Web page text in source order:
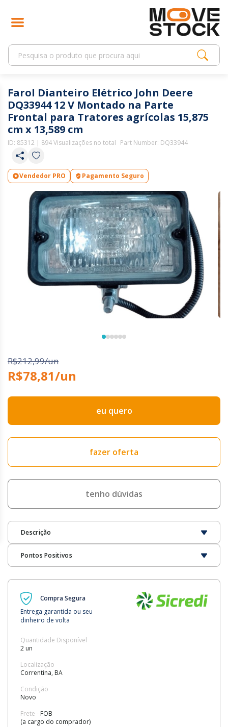
Farol Dianteiro Elétrico John Deere
DQ33944 12 V Montado na Parte
Frontal para Tratores agrícolas 15,875
cm x 13,589 cm
ID: 85312 | 894 Visualizações no total Part Number: DQ33944
Vendedor PRO Pagamento Seguro
R$212,99/un
R$78,81/un
eu quero
fazer oferta
tenho dúvidas
Descrição
Pontos Positivos
Compra Segura
Entrega garantida ou seu
dinheiro de volta
Quantidade Disponível
2 un
Localização
Correntina, BA
Condição
Novo
Frete - FOB
(a cargo do comprador)